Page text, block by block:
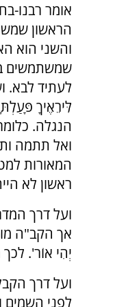
אומר רבנו-
הראשון
והשני הוא
שמשתמשים
לעתיד לבא.
לִּירֵאֶיךָ
הנגלה.
ואל תתמה
המאורות
ראשון לא
ועל דרך
אך הקב"ה
יְהִי אוֹר'.
ועל דרך
לפני השמים